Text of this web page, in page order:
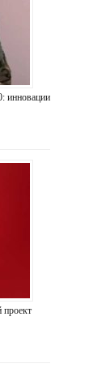
инновации